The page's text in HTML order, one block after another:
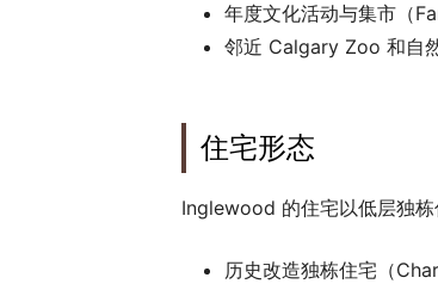
年度文化活动与集市（
邻近 Calgary Zoo 和自
住宅形态
Inglewood 的住宅以低层独栋
历史改造独栋住宅（